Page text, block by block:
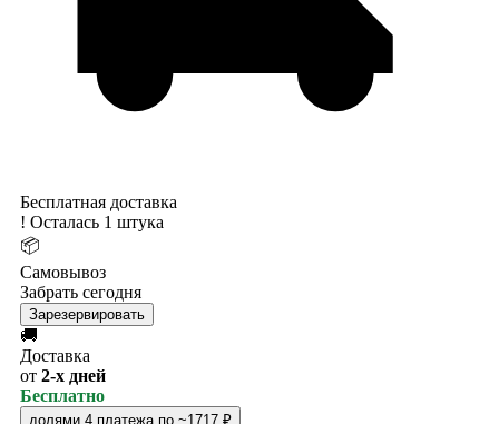
Бесплатная доставка
! Осталась 1 штука
📦
Самовывоз
Забрать сегодня
Зарезервировать
🚚
Доставка
от 2-х дней
Бесплатно
долями 4 платежа по ~1717 ₽